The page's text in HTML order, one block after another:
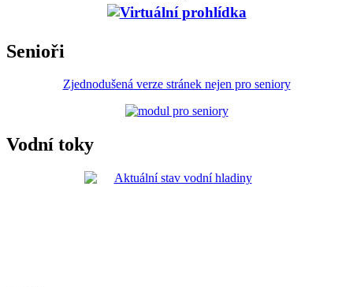
Senioři
Zjednodušená verze stránek nejen pro seniory
Vodní toky